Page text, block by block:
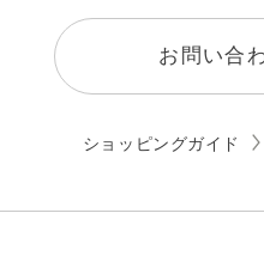
お問い合
ショッピングガイド